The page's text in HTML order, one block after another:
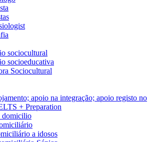
sociocultural
socioeducativa
Sociocultural
apoio na integração; apoio registo no
+ Preparation
domicilio
a idosos